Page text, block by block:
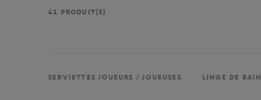
41 PRODUIT(S)
SERVIETTES JOUEURS / JOUEUSES LINGE DE BAIN